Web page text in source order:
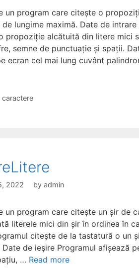
un program care citește o
lungime maximă. Date de
propoziție alcătuită din litere mici
semne de punctuație și spații.
ecran cel mai lung cuvânt
caractere
2022 by admin
un program care citește un șir de
literele mici din șir în ordinea în
citește de la tastatură o un
de ieşire Programul afișează
… Read more